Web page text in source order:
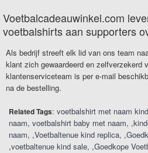
Voetbalcadeauwinkel.com
voetbalshirts aan supporters
Als bedrijf streeft elk lid van ons team
klant zich gewaardeerd en zelfverzekerd
klantenserviceteam is per e-mail
na de bestelling.
Related Tags: voetbalshirt met naam kind
naam voetbalshirt baby met naam ,
naam ,Voetbaltenue kind replica ,
,voetbaltenue kind sale ,Goedkope